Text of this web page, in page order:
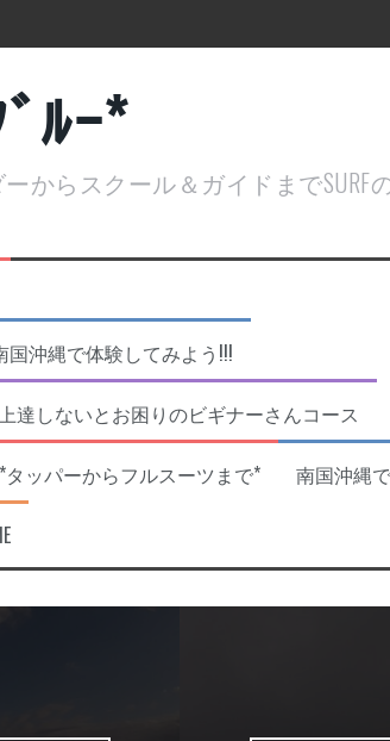
ﾙｰ*
からスクール＆ガイドまでSURF
沖縄で体験してみよう!!!
達しないとお困りのビギナーさんコース
*タッパーからフルスーツまで* 南国沖縄